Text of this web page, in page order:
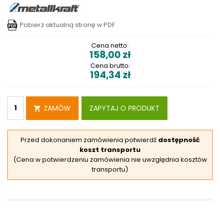
Pobierz aktualną stronę w PDF
Cena netto:
158,00 zł
Cena brutto:
194,34 zł
ZAMÓW ZAPYTAJ O PRODUKT
Przed dokonaniem zamówienia potwierdź dostępność
koszt transportu
(Cena w potwierdzeniu zamówienia nie uwzględnia kosztów
transportu)